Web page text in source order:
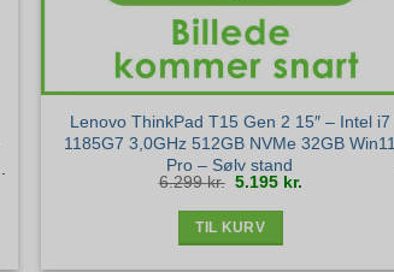
Lenovo ThinkPad T15 Gen 2 15″ – Intel i7
1185G7 3,0GHz 512GB NVMe 32GB Win11
Pro – Sølv stand
6.299kr. Den
oprindelige
pris
5.195 kr.aktuelle
pris
TIL KURV